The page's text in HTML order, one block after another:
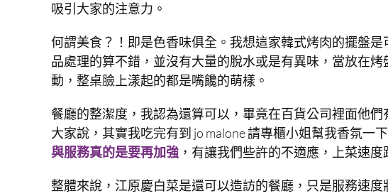
吸引大家的注意力。
何謂美食？！即是色香味俱全。我想這家韓式烤肉的擺盤
品處理的算不錯，並沒有大量的脫水或是有異味，當放在
動，整桌臉上漾起的都是嘴饞的萌樣。
餐廳的整潔度，我認為還算可以，畢竟在百貨公司裡面他
大家說，其實我吃完有到 jo malone 請專櫃小姐幫我香氛一
與服務真的是要再加強 ，有讓我們些許的不適應，上菜速
整體來說，江原慶白菜是還可以造訪的餐廳，只是服務速